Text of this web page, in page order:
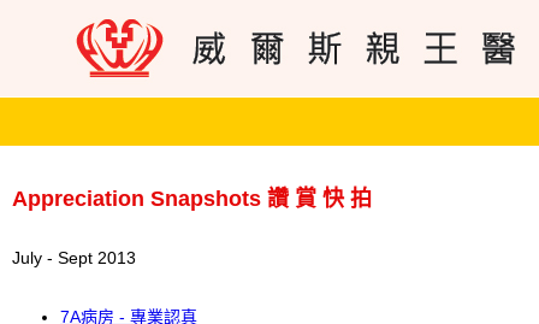
Appreciation Snapshots 讚 賞 快 拍
July - Sept 2013
7A病房 - 專業認真